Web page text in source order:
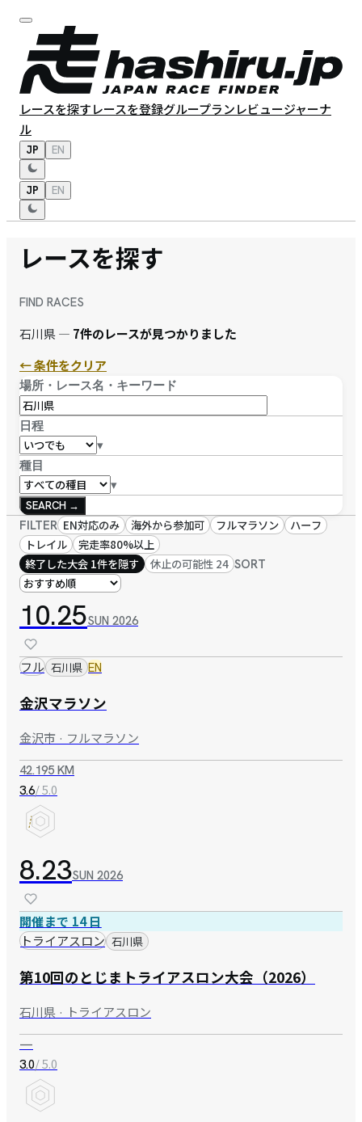
レースを探すレースを登録グループランレビュージャーナ
ル
JP EN
JP EN
レースを探す
FIND RACES
石川県 — 7件のレースが見つかりました
← 条件をクリア
場所・レース名・キーワード
日程
▾
種目
▾
SEARCH →
FILTER EN対応のみ 海外から参加可 フルマラソン
ハーフ
トレイル
完走率80%以上
終了した大会 1件を隠す
休止の可能性 24 SORT
10.25SUN 2026
フル 石川県 EN
金沢マラソン
金沢市 · フルマラソン
42.195 KM
3.6/ 5.0
8.23SUN 2026
開催まで 14 日
トライアスロン 石川県
第10回のとじまトライアスロン大会（2026）
石川県 · トライアスロン
—
3.0/ 5.0